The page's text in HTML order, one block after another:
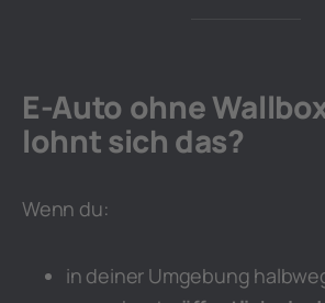
E-Auto ohne
lohnt sich das?
Wenn du:
in deiner Umgebung